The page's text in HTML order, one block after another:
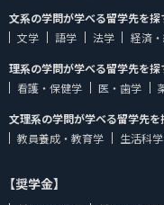
文系の学問が学べる留学先を探
文学
語学 法学 経済
理系の学問が学べる留学先を探
看護・保健学
医・歯学
文理系の学問が学べる留学先を
教員養成・教育学
生活科学
【奨学金】